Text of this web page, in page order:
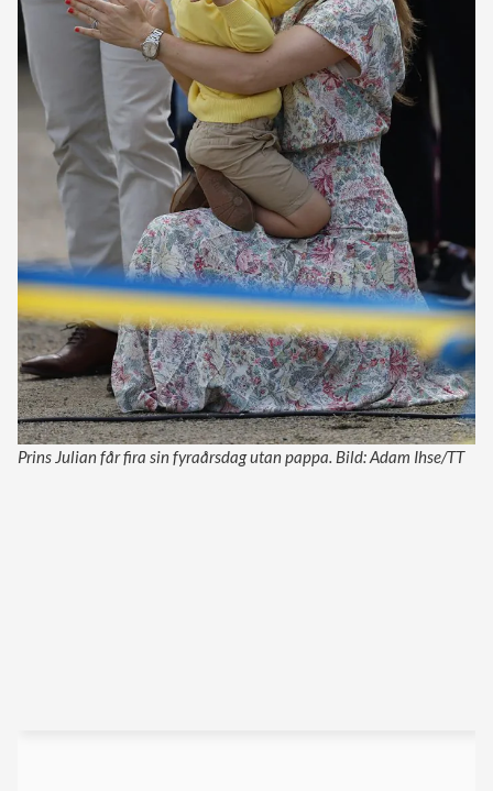
Prins Julian får fira sin fyraårsdag utan pappa. Bild: Adam Ihse/TT